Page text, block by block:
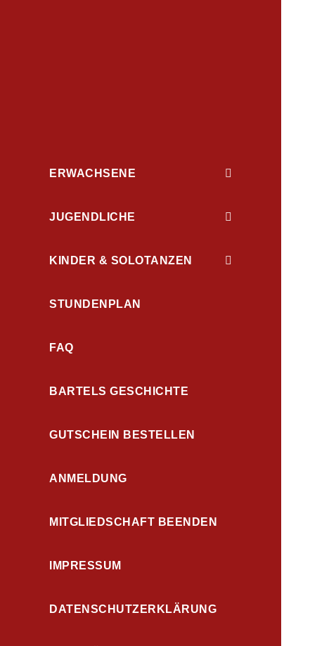
ERWACHSENE
JUGENDLICHE
KINDER & SOLOTANZEN
STUNDENPLAN
FAQ
BARTELS GESCHICHTE
GUTSCHEIN BESTELLEN
ANMELDUNG
MITGLIEDSCHAFT BEENDEN
IMPRESSUM
DATENSCHUTZERKLÄRUNG